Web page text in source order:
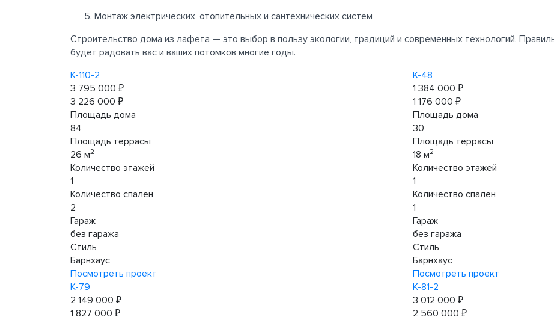
Монтаж электрических, отопительных и сантехнических систем
Строительство дома из лафета — это выбор в пользу экологии, традиций и современных технологий.
будет радовать вас и ваших потомков многие годы.
К-110-2
3 795 000 ₽
3 226 000 ₽
Площадь дома
84
Площадь террасы
26 м2
Количество этажей
1
Количество спален
2
Гараж
без гаража
Стиль
Барнхаус
Посмотреть проект
К-48
1 384 000 ₽
1 176 000 ₽
Площадь дома
30
Площадь террасы
18 м2
Количество этажей
1
Количество спален
1
Гараж
без гаража
Стиль
Барнхаус
Посмотреть проект
К-79
2 149 000 ₽
1 827 000 ₽
К-81-2
3 012 000 ₽
2 560 000 ₽